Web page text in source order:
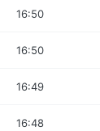
16:50
16:50
16:49
16:48